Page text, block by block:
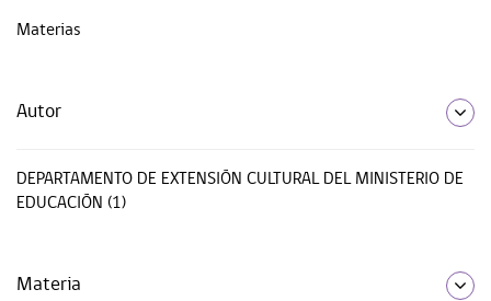
Materias
Autor
DEPARTAMENTO DE EXTENSIÓN CULTURAL DEL MINISTERIO DE
EDUCACIÓN (1)
Materia